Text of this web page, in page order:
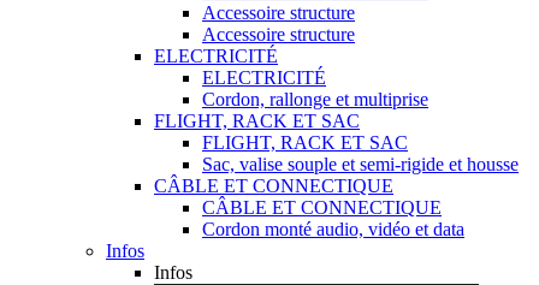
Accessoire structure
Accessoire structure
ELECTRICITÉ
ELECTRICITÉ
Cordon, rallonge et multiprise
FLIGHT, RACK ET SAC
FLIGHT, RACK ET SAC
Sac, valise souple et semi-rigide et housse
CÂBLE ET CONNECTIQUE
CÂBLE ET CONNECTIQUE
Cordon monté audio, vidéo et data
Infos
Infos